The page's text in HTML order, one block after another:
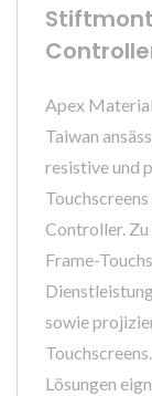
Apex
Taiwan
resistive und
Controller.
Frame-
sowie
Lösungen